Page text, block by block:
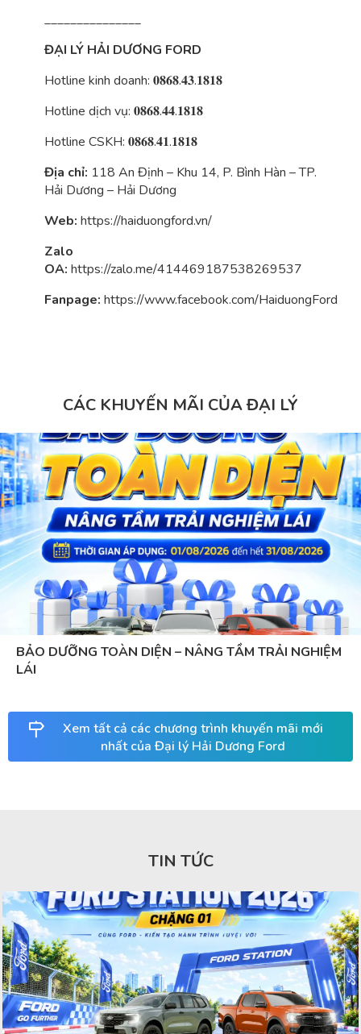
_______________
ĐẠI LÝ HẢI DƯƠNG FORD
Hotline kinh doanh: 𝟎𝟖𝟔𝟖.𝟒𝟑.𝟏𝟖𝟏𝟖
Hotline dịch vụ: 𝟎𝟖𝟔𝟖.𝟒𝟒.𝟏𝟖𝟏𝟖
Hotline CSKH: 𝟎𝟖𝟔𝟖.𝟒𝟏.𝟏𝟖𝟏𝟖
Địa chỉ: 118 An Định – Khu 14, P. Bình Hàn – TP.
Hải Dương – Hải Dương
Web: https://haiduongford.vn/
Zalo
OA: https://zalo.me/414469187538269537
Fanpage: https://www.facebook.com/HaiduongFord
CÁC KHUYẾN MÃI CỦA ĐẠI LÝ
BẢO DƯỠNG TOÀN DIỆN – NÂNG TẦM TRẢI NGHIỆM
LÁI
Xem tất cả các chương trình khuyến mãi mới
nhất của Đại lý Hải Dương Ford
TIN TỨC